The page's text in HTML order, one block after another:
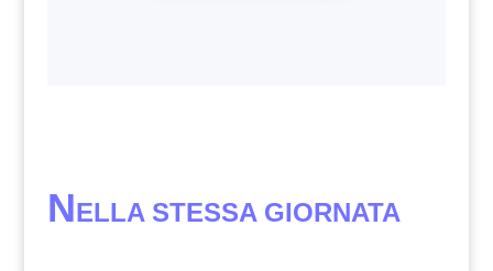
NELLA STESSA GIORNATA